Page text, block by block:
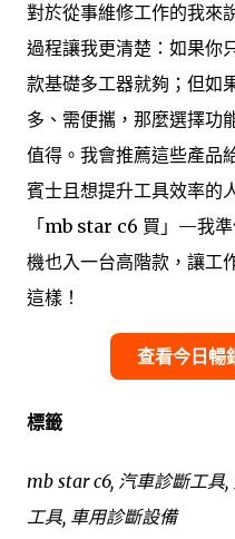
對於從事維修工作的我來
過程讓我更清楚：如果你
款基礎多工器就夠；但如
多、需便攜，那麼選擇功
值得。我會推薦這些產品
賓士且想提升工具效率的
「mb star c6 買」—我
機也入一台高階款，讓工
這樣！
查看今日
標籤
mb star c6, 汽車診斷工具,
工具, 車用診斷設備